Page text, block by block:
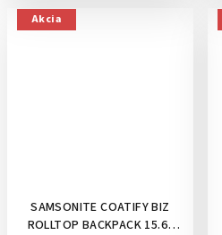
Akcia
SAMSONITE COATIFY BIZ
ROLLTOP BACKPACK 15.6"